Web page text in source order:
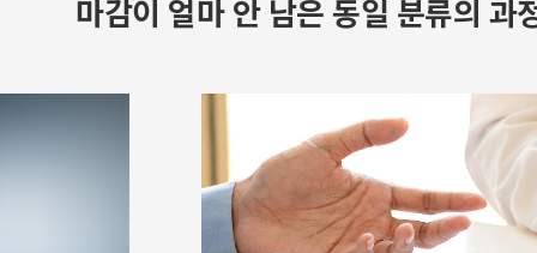
마감이 얼마 안 남은 동일 분류의 과